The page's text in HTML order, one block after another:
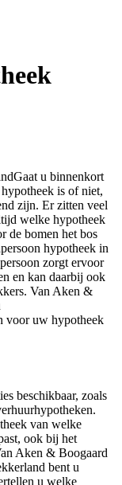
Gaat u binnenkort
is of niet,
zijn. Er zitten veel
welke hypotheek
de bomen het bos
hypotheek in
zorgt ervoor
en kan daarbij ook
Van Aken &
voor uw hypotheek
beschikbaar, zoals
van welke
ook bij het
Aken & Boogaard
bent u
u welke